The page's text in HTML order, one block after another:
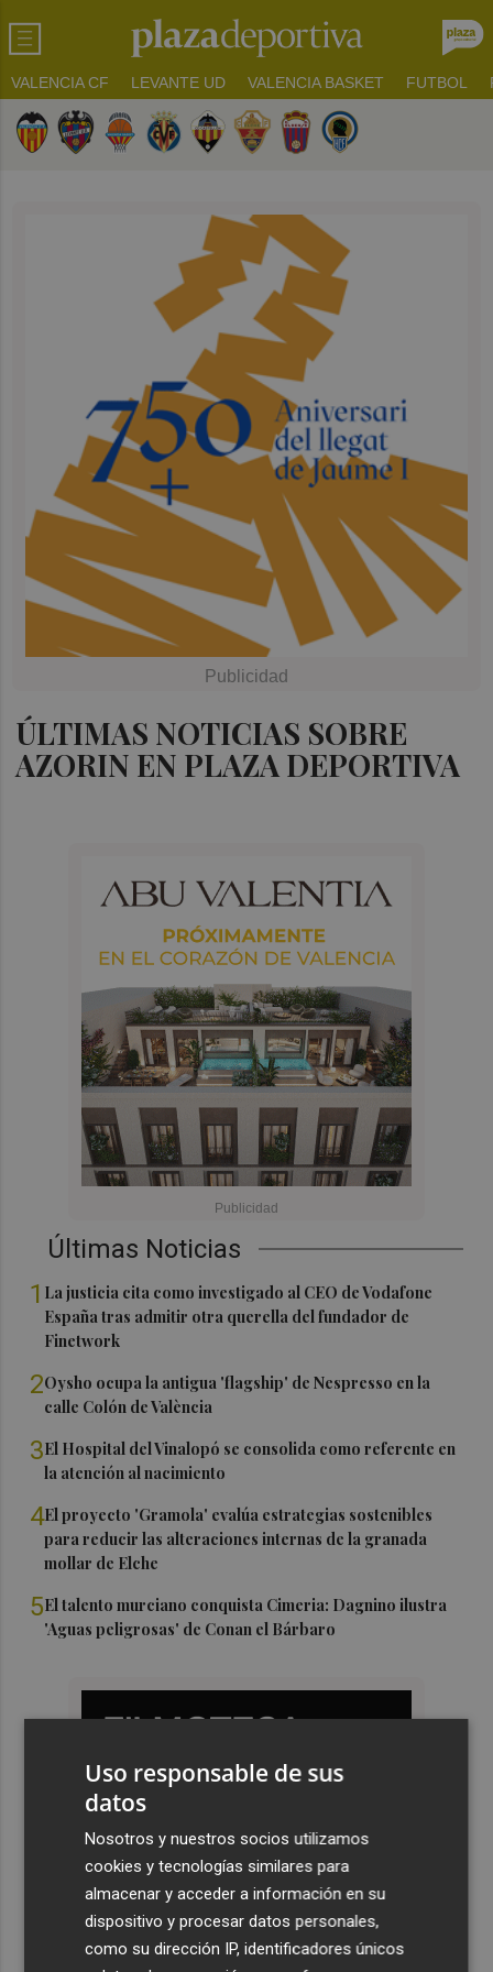
VALENCIA CF LEVANTE UD VALENCIA BASKET FUTBOL
ÚLTIMAS NOTICIAS SOBRE
AZORIN EN PLAZA DEPORTIVA
Últimas Noticias
1 La justicia cita como investigado al CEO de Vodafone
España tras admitir otra querella del fundador de
Finetwork
2Oysho ocupa la antigua 'flagship' de Nespresso en la
calle Colón de València
3El Hospital del Vinalopó se consolida como referente en
la atención al nacimiento
4El proyecto 'Gramola' evalúa estrategias sostenibles
para reducir las alteraciones internas de la granada
mollar de Elche
5El talento murciano conquista Cimeria: Dagnino ilustra
'Aguas peligrosas' de Conan el Bárbaro
Uso responsable de sus
datos
Nosotros y nuestros socios utilizamos
cookies y tecnologías similares para
almacenar y acceder a información en su
dispositivo y procesar datos personales,
como su dirección IP, identificadores únicos